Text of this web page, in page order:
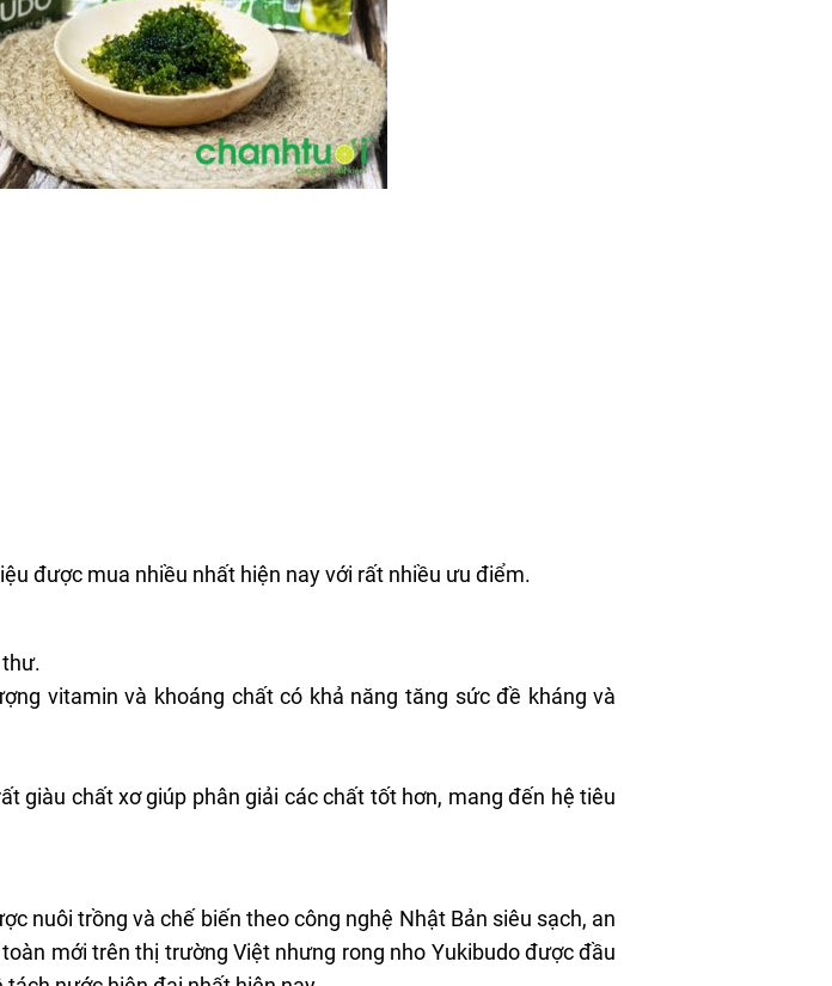
được mua nhiều nhất hiện nay với rất nhiều ưu điểm.
vitamin và khoáng chất có khả năng tăng sức đề kháng và
giàu chất xơ giúp phân giải các chất tốt hơn, mang đến hệ tiêu
nuôi trồng và chế biến theo công nghệ Nhật Bản siêu sạch, an
mới trên thị trường Việt nhưng rong nho Yukibudo được đầu